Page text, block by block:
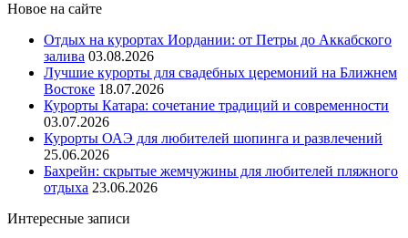
Новое на сайте
Отдых на курортах Иордании: от Петры до Аккабского
залива 03.08.2026
Лучшие курорты для свадебных церемоний на Ближнем
Востоке 18.07.2026
Курорты Катара: сочетание традиций и современности
03.07.2026
Курорты ОАЭ для любителей шопинга и развлечений
25.06.2026
Бахрейн: скрытые жемчужины для любителей пляжного
отдыха 23.06.2026
Интересные записи